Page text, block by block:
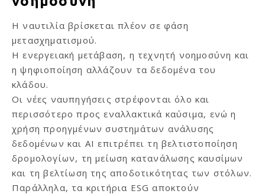
Η ναυτιλία βρίσκεται πλέον σε φάση
μετασχηματισμού.
Η ενεργειακή μετάβαση, η τεχνητή νοημοσύνη και
η ψηφιοποίηση αλλάζουν τα δεδομένα του
κλάδου.
Οι νέες ναυπηγήσεις στρέφονται όλο και
περισσότερο προς εναλλακτικά καύσιμα, ενώ η
χρήση προηγμένων συστημάτων ανάλυσης
δεδομένων και AI επιτρέπει τη βελτιστοποίηση
δρομολογίων, τη μείωση κατανάλωσης καυσίμων
και τη βελτίωση της αποδοτικότητας των στόλων.
Παράλληλα, τα κριτήρια ESG αποκτούν